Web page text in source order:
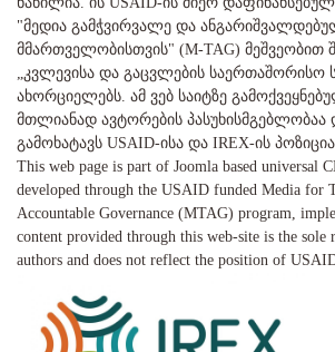
"მედია გამჭვირვალე და
მმართველობისთვის" (M-TAG) მეშვეობით
„კვლევისა და გაცვლების საერთაშორისო
ახორციელებს. ამ ვებ საიტზე
მთლიანად ავტორების პასუხისმგებლობაა
გამოხატავს USAID-ისა და IREX-ის
This web page is part of Joomla based universal
developed through the USAID funded Media for
Accountable Governance (MTAG) program,
content provided through this web-site is the sole
authors and does not reflect the position of